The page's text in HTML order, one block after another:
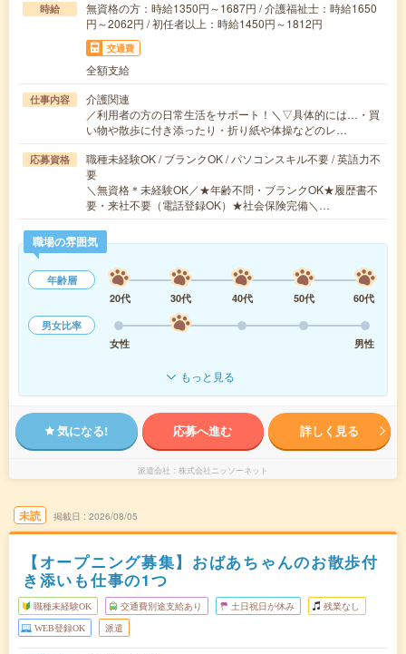
時給
無資格の方：時給1350円～1687円 / 介護福祉士：時給1650
円～2062円 / 初任者以上：時給1450円～1812円
交通費
全額支給
仕事内容
介護関連
／利用者の方の日常生活をサポート！＼▽具体的には…・買
い物や散歩に付き添ったり・折り紙や体操などのレ…
応募資格
職種未経験OK / ブランクOK / パソコンスキル不要 / 英語力不
要
＼無資格＊未経験OK／★年齢不問・ブランクOK★履歴書不
要・来社不要（電話登録OK）★社会保険完備＼…
職場の雰囲気
年齢層
20代
30代 40代 50代
60代
男女比率
女性
男性
もっと見る
気になる! 応募へ進む 詳しく見る
派遣会社 株式会社ニッソーネット
未読 掲載日 2026/08/05
【オープニング募集】おばあちゃんのお散歩付
き添いも仕事の1つ
職種未経験OK 交通費別途支給あり 土日祝日が休み 残業なし
WEB登録OK 派遣